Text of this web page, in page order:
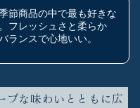
節商品の中で最も好きな
フレッシュさと柔らか
ランスで心地いい。
プな味わいとともに広